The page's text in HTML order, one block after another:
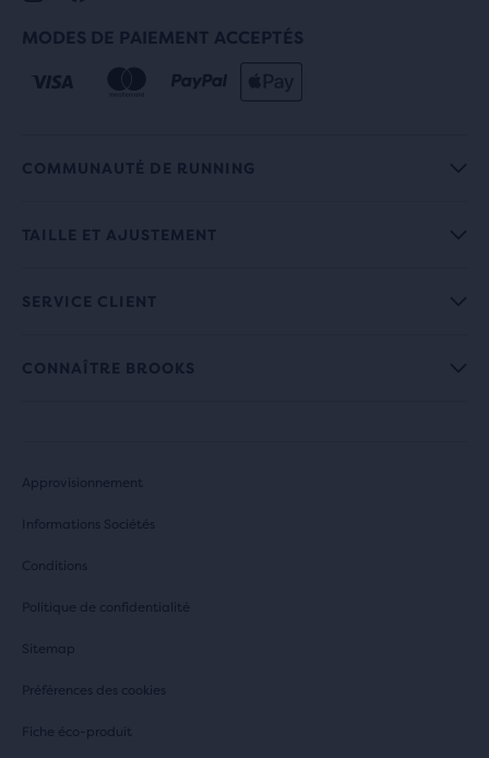
MODES DE PAIEMENT ACCEPTÉS
COMMUNAUTÉ DE RUNNING
TAILLE ET AJUSTEMENT
SERVICE CLIENT
CONNAÎTRE BROOKS
Approvisionnement
Informations Sociétés
Conditions
Politique de confidentialité
Sitemap
Préférences des cookies
Fiche éco-produit